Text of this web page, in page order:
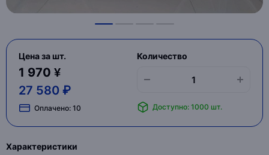
Цена за шт.
1 970 ¥
27 580 ₽
Оплачено: 10
Количество
Доступно: 1000 шт.
Характеристики